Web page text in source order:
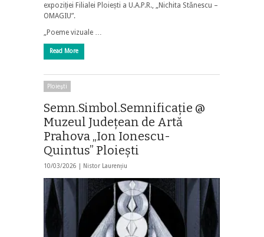
expoziției Filialei Ploiești a U.A.P.R., „Nichita Stănescu –
OMAGIU”.
„Poeme vizuale …
Read More
Ploieşti
Semn.Simbol.Semnificație @
Muzeul Județean de Artă
Prahova „Ion Ionescu-
Quintus” Ploiești
10/03/2026 | Nistor Laurențiu